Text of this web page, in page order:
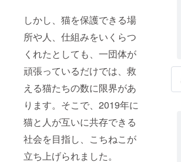
しかし、猫を保護できる場
所や人、仕組みをいくらつ
くれたとしても、一団体が
頑張っているだけでは、救
える猫たちの数に限界があ
ります。そこで、2019年に
猫と人が互いに共存できる
社会を目指し、こちねこが
立ち上げられました。